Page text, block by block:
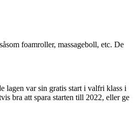
foamroller, massageboll, etc. De
lagen var sin gratis start i valfri klass i
bra att spara starten till 2022, eller ge